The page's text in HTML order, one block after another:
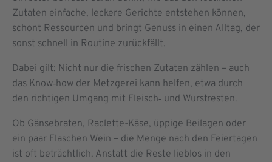
Zutaten einfache, leckere Gerichte entstehen können,
schont Ressourcen und bringt Genuss in einen Alltag, der
sonst schnell in Routine zurückfällt.
Dabei gilt: Nicht nur die frischen Zutaten zählen – auch
das Know‑how der Metzgerei kann helfen, etwa durch
den richtigen Umgang mit Fleisch‑ und Wurstresten.
Ob Gänsebraten, Raclette-Käse, üppige Beilagen oder
ein paar Flaschen Wein – die Menge nach den Feiertagen
ist oft beträchtlich. Anstatt die Reste lieblos in den